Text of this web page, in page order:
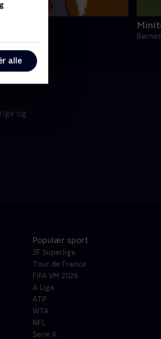
alle
og
Populær sport
3F Superliga
Tour de France
FIFA VM 2026
A Liga
ATP
WTA
NFL
Serie A